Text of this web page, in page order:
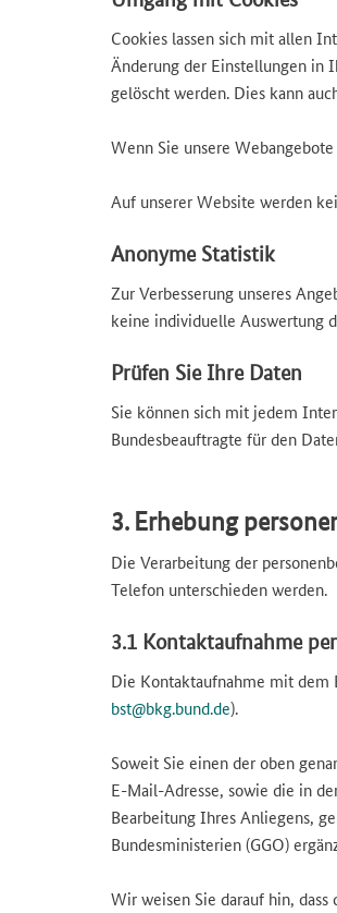
Cookies lassen sich mit allen
Änderung der Einstellungen in
gelöscht werden. Dies kann
Wenn Sie unsere
Auf unserer Website werden
Anonyme Statistik
Zur Verbesserung unseres
keine individuelle Auswertung
Prüfen Sie Ihre Daten
Sie können sich mit jedem
Bundesbeauftragte fürden
3. Erhebung
Die Verarbeitung der
Telefon unterschieden werden.
3.1 Kontaktaufnahme
Die Kontaktaufnahme mit dem
bst@bkg.bund.de).
Soweit Sie einen der oben
E-Mail-Adresse, sowie die in
Bearbeitung Ihres Anliegens,
Bundesministerien (GGO)
Wir weisen Sie darauf hin,